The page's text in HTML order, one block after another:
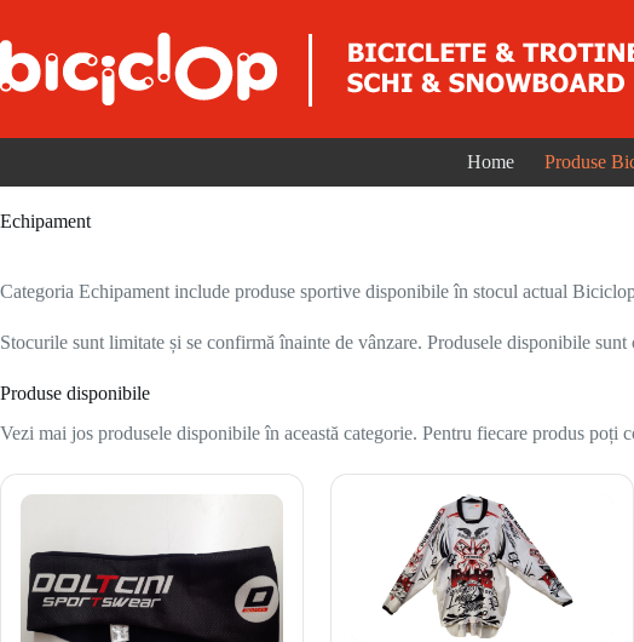
Home Produse
Echipament
Categoria Echipament include produse sportive disponibile în stocul actual
Stocurile sunt limitate și se confirmă înainte de vânzare. Produsele disponibile
Produse disponibile
Vezi mai jos produsele disponibile în această categorie. Pentru fiecare produs